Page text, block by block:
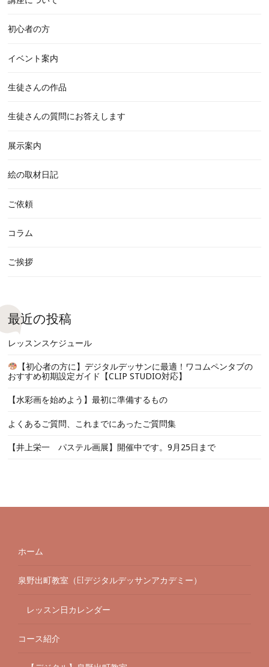
初心者の方
イベント案内
生徒さんの作品
生徒さんの質問にお答えします
展示案内
絵の取材日記
ご依頼
コラム
ご挨拶
最近の投稿
レッスンスケジュール
【初心者の方に】デジタルデッサンに最適！ワコムペンタブの
おすすめ初期設定ガイド【CLIP STUDIO対応】
【水彩画を始めよう】最初に準備するもの
よくあるご質問、これまでにあったご質問集
【井上栄一 パステル画展】開催中です。9月25日まで
ホーム
泉野出町教室（EIデジタルデッサンアカデミー）
レッスン日カレンダー
コース紹介